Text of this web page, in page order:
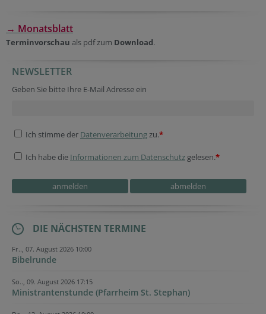
→ Monatsblatt
Terminvorschau als pdf zum Download.
Session ID
Homepage
Fax
Security token
Verification code
Website
NEWSLETTER
Geben Sie bitte Ihre E-Mail Adresse ein
Ich stimme der Datenverarbeitung zu.*
Ich habe die Informationen zum Datenschutz gelesen.*
DIE NÄCHSTEN TERMINE
Fr.., 07. August 2026 10:00
Bibelrunde
So.., 09. August 2026 17:15
Ministrantenstunde (Pfarrheim St. Stephan)